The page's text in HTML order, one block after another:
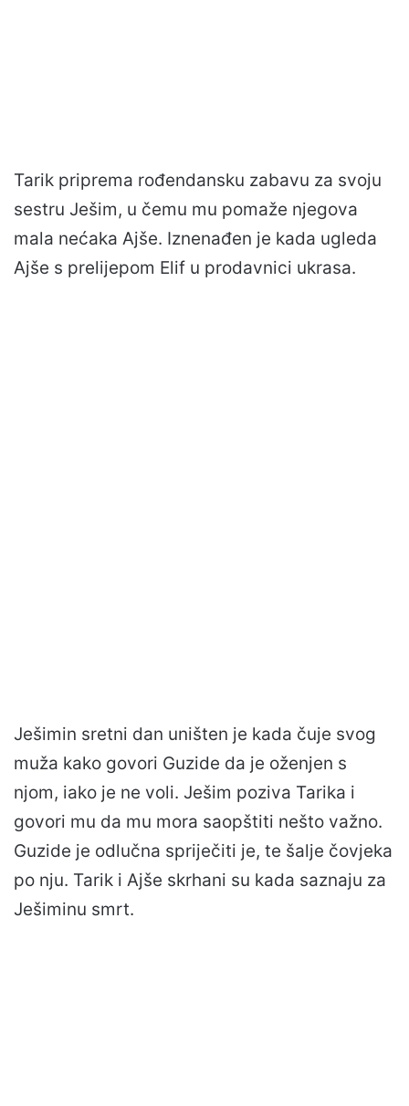
Tarik priprema rođendansku zabavu za svoju
sestru Ješim, u čemu mu pomaže njegova
mala nećaka Ajše. Iznenađen je kada ugleda
Ajše s prelijepom Elif u prodavnici ukrasa.
Ješimin sretni dan uništen je kada čuje svog
muža kako govori Guzide da je oženjen s
njom, iako je ne voli. Ješim poziva Tarika i
govori mu da mu mora saopštiti nešto važno.
Guzide je odlučna spriječiti je, te šalje čovjeka
po nju. Tarik i Ajše skrhani su kada saznaju za
Ješiminu smrt.